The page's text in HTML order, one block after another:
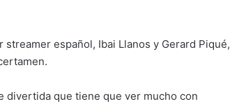
español, Ibai Llanos y Gerard Piqué,
divertida que tiene que ver mucho con